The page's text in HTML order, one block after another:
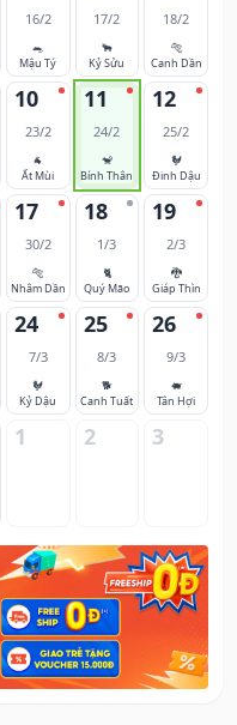
16/2
🐀
Mậu Tý
17/2
🐂
Kỷ Sửu
18/2
🐅
Canh Dần
10
23/2
🐐
Ất Mùi
11
24/2
🐒
Bính Thân
12
25/2
🐓
Đinh Dậu
17
30/2
🐅
Nhâm Dần
18
1/3
🐈
Quý Mão
19
2/3
🐉
Giáp Thìn
24
7/3
🐓
Kỷ Dậu
25
8/3
🐕
Canh Tuất
26
9/3
🐖
Tân Hợi
1 2 3